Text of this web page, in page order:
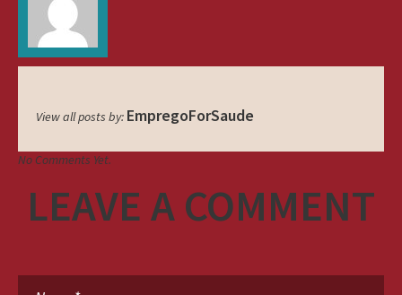
View all posts by: EmpregoForSaude
No Comments Yet.
LEAVE A COMMENT